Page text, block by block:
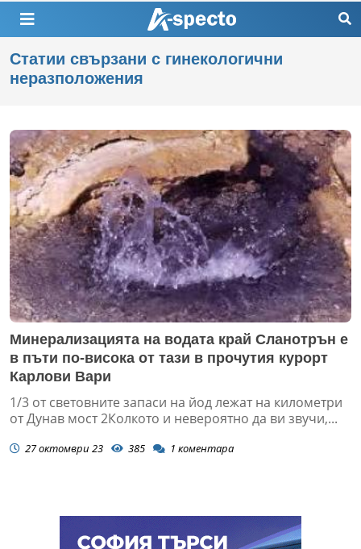
Статии свързани с гинекологични
неразположения
Минерализацията на водата край Сланотрън е
в пъти по-висока от тази в прочутия курорт
Карлови Вари
1/3 от световните запаси на йод лежат на километри
от Дунав мост 2Колкото и невероятно да ви звучи,...
27 октомври 23 385 1 коментара